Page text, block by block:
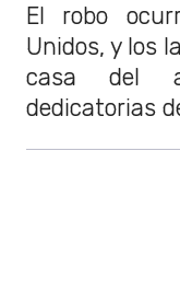
El robo
Unidos, y los
casa del
dedicatorias